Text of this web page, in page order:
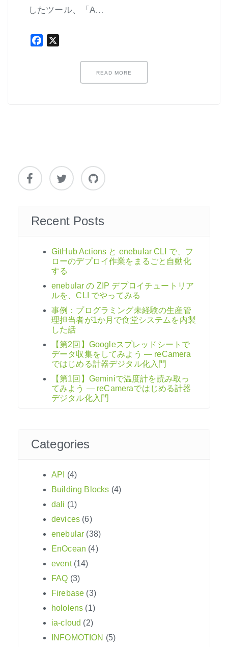
したツール、「A…
Facebook
READ MORE
Recent Posts
GitHub Actions と enebular CLI で、フ
ローのデプロイ作業をまるごと自動化
する
enebular の ZIP デプロイチュートリア
ルを、CLI でやってみる
事例：プログラミング未経験の生産管
理担当者が1か月で食堂システムを内製
した話
【第2回】Googleスプレッドシートで
データ収集をしてみよう ― reCamera
ではじめる計器デジタル化入門
【第1回】Geminiで温度計を読み取っ
てみよう ― reCameraではじめる計器
デジタル化入門
Categories
API
(4)
Building Blocks (4)
dali (1)
devices (6)
enebular (38)
EnOcean (4)
event(14)
FAQ (3)
Firebase (3)
hololens (1)
ia-cloud (2)
INFOMOTION (5)